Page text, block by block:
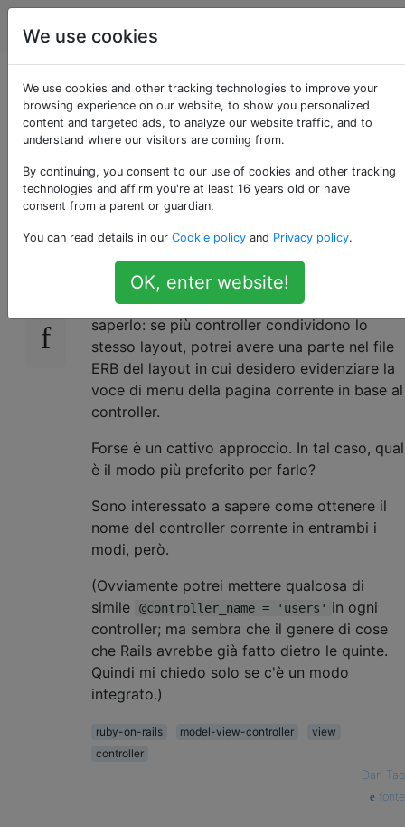
Programmazione
Posso ottenere il
nome dell'attuale
controller nella vista?
205
C'è un modo per capire quale sia l'attuale
controller all'interno della vista?
Per un esempio del motivo per cui vorrei
saperlo: se più controller condividono lo
stesso layout, potrei avere una parte nel file
ERB del layout in cui desidero evidenziare la
voce di menu della pagina corrente in base al
controller.
Forse è un cattivo approccio. In tal caso, qual
è il modo più preferito per farlo?
Sono interessato a sapere come ottenere il
nome del controller corrente in entrambi i
modi, però.
(Ovviamente potrei mettere qualcosa di
simile
@controller_name = 'users' in ogni
controller; ma sembra che il genere di cose
che Rails avrebbe già fatto dietro le quinte.
Quindi mi chiedo solo se c'è un modo
integrato.)
ruby-on-rails model-view-controller
view
controller
Dan Tao
fonte
We use cookies
We use cookies and other tracking technologies to improve your
browsing experience on our website, to show you personalized
content and targeted ads, to analyze our website traffic, and to
understand where our visitors are coming from.
By continuing, you consent to our use of cookies and other tracking
technologies and affirm you're at least 16 years old or have
consent from a parent or guardian.
You can read details in our Cookie policy and Privacy policy.
OK, enter website!